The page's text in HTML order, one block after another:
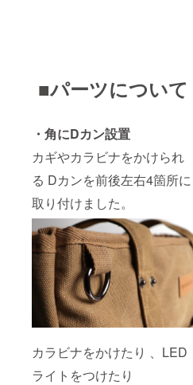
■パーツについて
・角にDカン設置
カギやカラビナをかけられ
る Dカンを前後左右4箇所に
取り付けました。
カラビナをかけたり 、LED
ライトをつけたり